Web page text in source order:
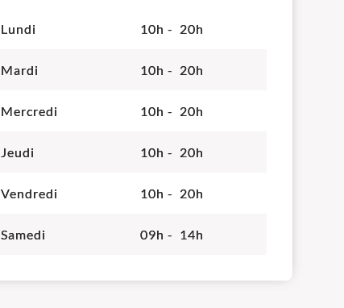
Lundi 10h - 20h
Mardi 10h - 20h
Mercredi 10h - 20h
Jeudi 10h - 20h
Vendredi 10h - 20h
Samedi 09h - 14h